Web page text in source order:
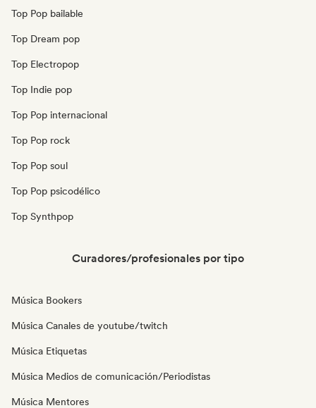
Top Pop bailable
Top Dream pop
Top Electropop
Top Indie pop
Top Pop internacional
Top Pop rock
Top Pop soul
Top Pop psicodélico
Top Synthpop
Curadores/profesionales por tipo
Música Bookers
Música Canales de youtube/twitch
Música Etiquetas
Música Medios de comunicación/Periodistas
Música Mentores